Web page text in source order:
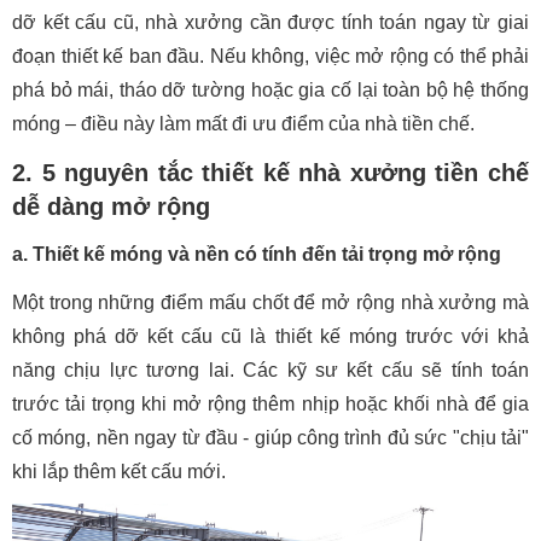
dỡ kết cấu cũ, nhà xưởng cần được tính toán ngay từ giai
đoạn thiết kế ban đầu. Nếu không, việc mở rộng có thể phải
phá bỏ mái, tháo dỡ tường hoặc gia cố lại toàn bộ hệ thống
móng – điều này làm mất đi ưu điểm của nhà tiền chế.
2. 5 nguyên tắc thiết kế nhà xưởng tiền chế
dễ dàng mở rộng
a. Thiết kế móng và nền có tính đến tải trọng mở rộng
Một trong những điểm mấu chốt để mở rộng nhà xưởng mà
không phá dỡ kết cấu cũ là thiết kế móng trước với khả
năng chịu lực tương lai. Các kỹ sư kết cấu sẽ tính toán
trước tải trọng khi mở rộng thêm nhịp hoặc khối nhà để gia
cố móng, nền ngay từ đầu - giúp công trình đủ sức "chịu tải"
khi lắp thêm kết cấu mới.